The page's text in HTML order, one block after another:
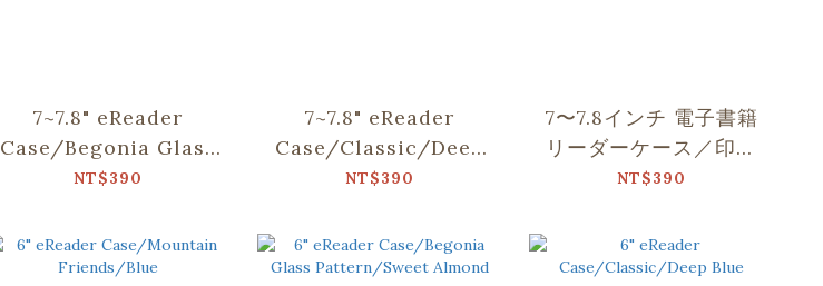
7~7.8" eReader
Case/Begonia Glass
Pattern/Sweet
NT$390
7~7.8" eReader
Case/Classic/Deep
Blue
NT$390
7〜7.8インチ 電子書籍
リーダーケース／印花
楽 × Soupy Tang／ペ
NT$390